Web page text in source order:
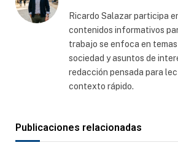
Ricardo Salazar participa
contenidos informativos
trabajo se enfoca en temas
sociedad y asuntos de
redacción pensada para
contexto rápido.
Publicaciones relacionadas